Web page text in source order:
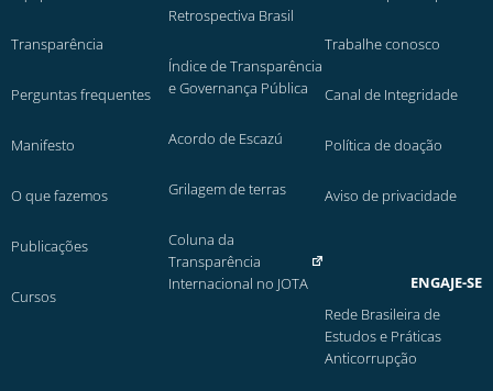
Transparência
Perguntas frequentes
Manifesto
O que fazemos
Publicações
Cursos
Retrospectiva Brasil
Índice de Transparência
e Governança Pública
Acordo de Escazú
Grilagem de terras
Coluna da
Transparência
Internacional no JOTA
Trabalhe conosco
Canal de Integridade
Política de doação
Aviso de privacidade
ENGAJE-SE
Rede Brasileira de
Estudos e Práticas
Anticorrupção